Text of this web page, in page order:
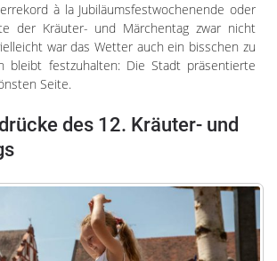
à la Jubiläumsfestwochenende oder
der Kräuter- und Märchentag zwar nicht
war das Wetter auch ein bisschen zu
bleibt festzuhalten: Die Stadt präsentierte
Seite.
des 12. Kräuter- und